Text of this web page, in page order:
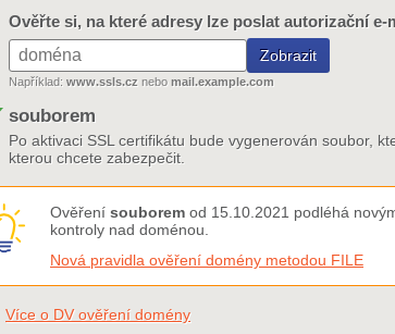
Ověřte si, na které adresy lze poslat autorizační e-
Například: www.ssls.cz nebo mail.example.com
souborem
Po aktivaci SSL certifikátu bude vygenerován soubor,
kterou chcete zabezpečit.
Ověření souborem od 15.10.2021 podléhá
kontroly nad doménou.
Nová pravidla ověření domény metodou FILE
Více o DV ověření domény